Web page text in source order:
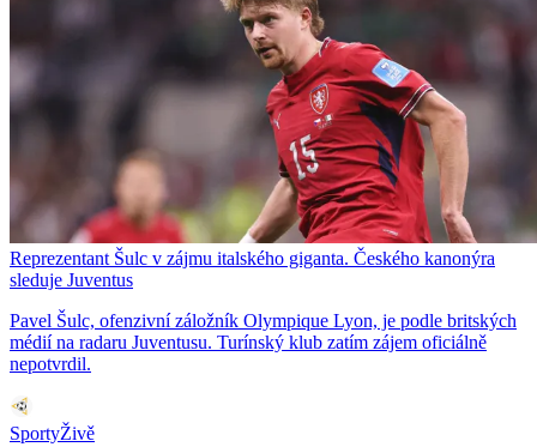
Reprezentant Šulc v zájmu italského giganta. Českého kanonýra
sleduje Juventus
Pavel Šulc, ofenzivní záložník Olympique Lyon, je podle britských
médií na radaru Juventusu. Turínský klub zatím zájem oficiálně
nepotvrdil.
SportyŽivě